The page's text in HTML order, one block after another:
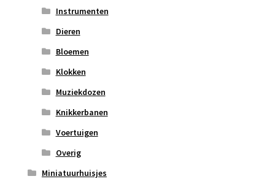
Instrumenten
Dieren
Bloemen
Klokken
Muziekdozen
Knikkerbanen
Voertuigen
Overig
Miniatuurhuisjes